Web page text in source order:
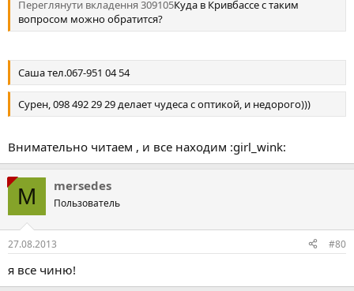
Переглянути вкладення 309105Куда в Кривбассе с таким
вопросом можно обратится?
Саша тел.067-951 04 54
Сурен, 098 492 29 29 делает чудеса с оптикой, и недорого)))
Внимательно читаем , и все находим :girl_wink:
M mersedes
Пользователь
27.08.2013 #80
я все чиню!